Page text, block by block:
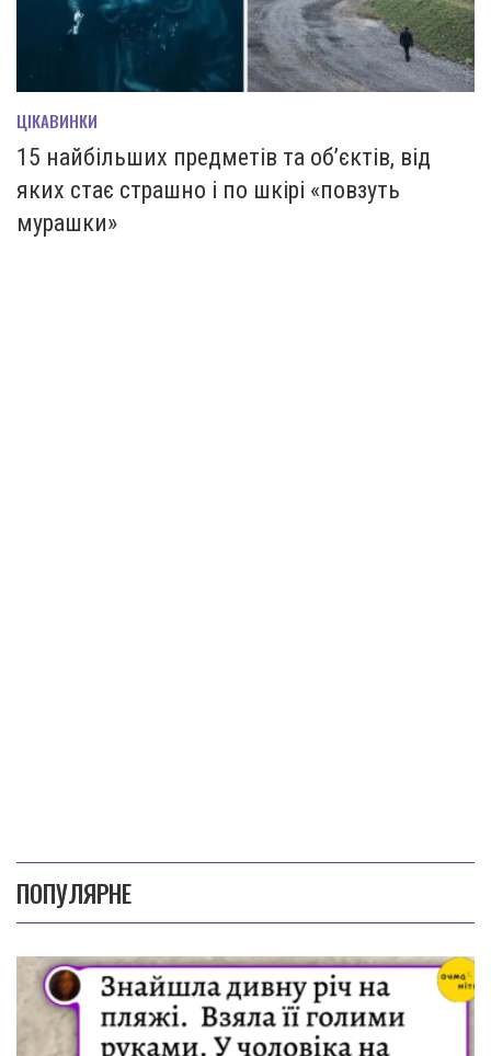
ЦІКАВИНКИ
15 найбільших предметів та об’єктів, від
яких стає страшно і по шкірі «повзуть
мурашки»
ПОПУЛЯРНЕ